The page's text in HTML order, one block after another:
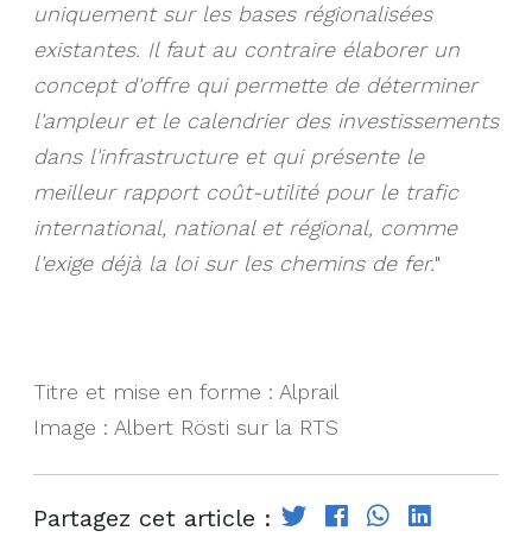
uniquement sur les bases régionalisées
existantes. Il faut au contraire élaborer un
concept d'offre qui permette de déterminer
l'ampleur et le calendrier des investissements
dans l'infrastructure et qui présente le
meilleur rapport coût-utilité pour le trafic
international, national et régional, comme
l'exige déjà la loi sur les chemins de fer."
Titre et mise en forme : Alprail
Image : Albert Rösti sur la RTS
Partagez cet article :